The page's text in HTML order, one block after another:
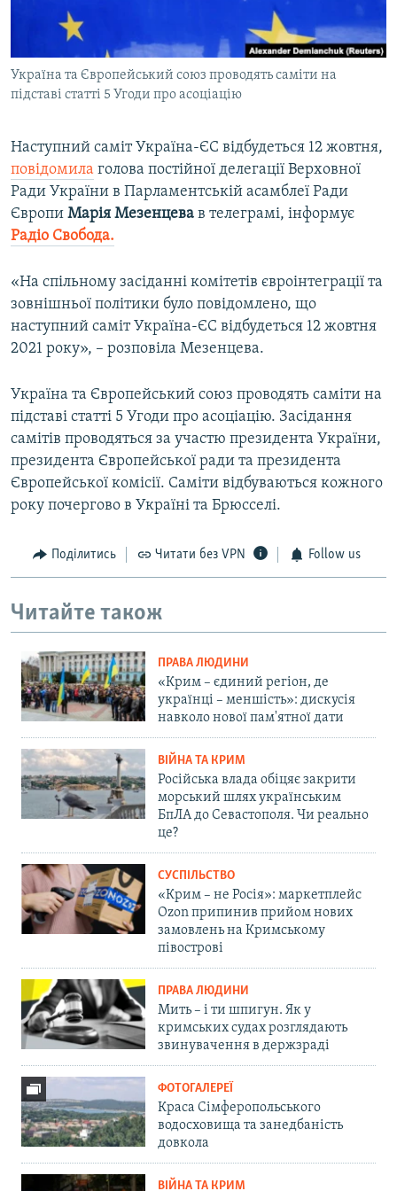
ВІДЕОУРОКИ «ELIFBE»
СВІДЧЕННЯ ОКУПАЦІЇ
УКРАЇНСЬКА ПРОБЛЕМА КРИМУ
Русский
Qırımtatar
Усі сайти RFE/RL
Україна та Європейський союз проводять саміти на
підставі статті 5 Угоди про асоціацію
Наступний саміт Україна-ЄС відбудеться 12 жовтня,
повідомила голова постійної делегації Верховної
Ради України в Парламентській асамблеї Ради
Європи Марія Мезенцева в телеграмі, інформує
Радіо Свобода.
«На спільному засіданні комітетів євроінтеграції та
зовнішньої політики було повідомлено, що
наступний саміт Україна-ЄС відбудеться 12 жовтня
2021 року», – розповіла Мезенцева.
Україна та Європейський союз проводять саміти на
підставі статті 5 Угоди про асоціацію. Засідання
самітів проводяться за участю президента України,
президента Європейської ради та президента
Європейської комісії. Cаміти відбуваються кожного
року почергово в Україні та Брюсселі.
Поділитись Читати без VPN Follow us
Читайте також
ПРАВА ЛЮДИНИ
«Крим – єдиний регіон, де
українці – меншість»: дискусія
навколо нової пам'ятної дати
ВІЙНА ТА КРИМ
Російська влада обіцяє закрити
морський шлях українським
БпЛА до Севастополя. Чи реально
це?
СУСПІЛЬСТВО
«Крим – не Росія»: маркетплейс
Ozon припинив прийом нових
замовлень на Кримському
півострові
ПРАВА ЛЮДИНИ
Мить – і ти шпигун. Як у
кримських судах розглядають
звинувачення в держзраді
ФОТОГАЛЕРЕЇ
Краса Сімферопольського
водосховища та занедбаність
довкола
ВІЙНА ТА КРИМ